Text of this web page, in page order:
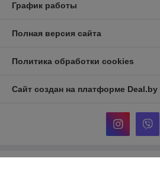
График работы
Полная версия сайта
Политика обработки cookies
Сайт создан на платформе Deal.by